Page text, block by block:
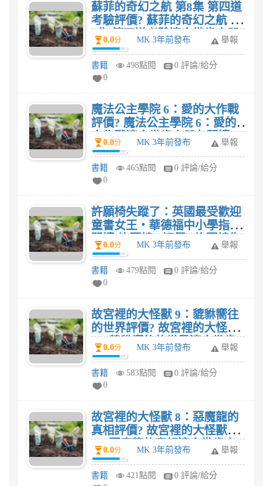
蘇菲的奇幻之航 第8集 第四道
考驗評價? 蘇菲的奇幻之航 第
8集 第四道考驗適合幾歲小朋
友閱讀呢?
0.0分 MK 3年前發布 舉報
書籍 498點閱
0 評論/給分
0
魔法公主學院 6：愛的大作戰
評價? 魔法公主學院 6：愛的
大作戰適合幾歲小朋友閱讀
呢?
0.0分 MK 3年前發布 舉報
書籍 465點閱
0 評論/給分
0
許願椅失蹤了：英國最受歡迎
童書女王‧華德福中小學指定
閱讀(許願椅2)評價? 許願椅失
蹤了：英國最受歡迎童書女
王‧華德福中小學指定閱讀(許
願椅2)適合幾歲小朋友閱讀
0.0分 MK 3年前發布 舉報
書籍 479點閱
0 評論/給分
0
故宮裡的大怪獸 9：貔貅嚮往
的世界評價? 故宮裡的大怪獸
9：貔貅嚮往的世界適合幾歲
小朋友閱讀呢?
0.0分 MK 3年前發布 舉報
書籍 583點閱
0 評論/給分
0
故宮裡的大怪獸 8：惡魔龍的
真相評價? 故宮裡的大怪獸
8：惡魔龍的真相適合幾歲小
朋友閱讀呢?
0.0分 MK 3年前發布 舉報
書籍 421點閱
0 評論/給分